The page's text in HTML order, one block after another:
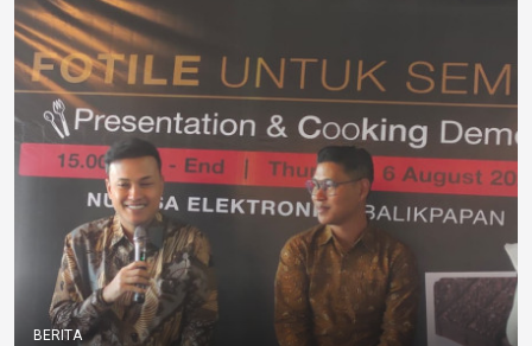
BERITA